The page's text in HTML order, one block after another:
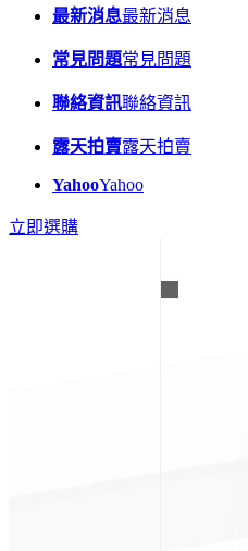
最新消息最新消息
常見問題常見問題
聯絡資訊聯絡資訊
露天拍賣露天拍賣
YahooYahoo
立即選購